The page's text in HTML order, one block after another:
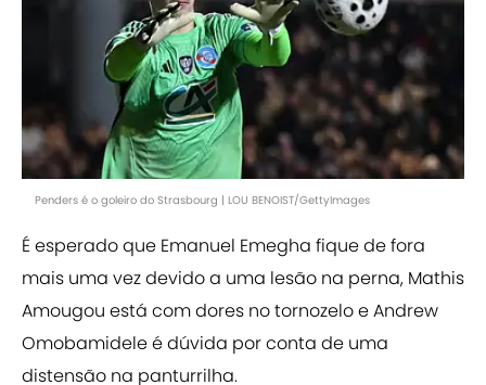
Penders é o goleiro do Strasbourg | LOU BENOIST/GettyImages
É esperado que Emanuel Emegha fique de fora
mais uma vez devido a uma lesão na perna, Mathis
Amougou está com dores no tornozelo e Andrew
Omobamidele é dúvida por conta de uma
distensão na panturrilha.